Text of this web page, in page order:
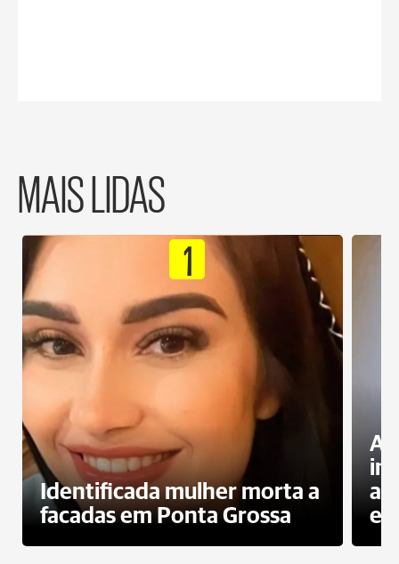
MAIS LIDAS
1
Identificada mulher morta a
facadas em Ponta Grossa